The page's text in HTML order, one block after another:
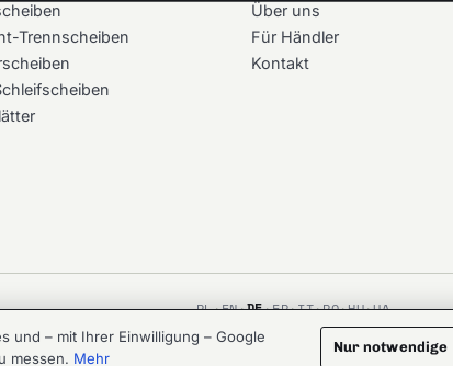
Trennscheiben
Über uns
Für Händler
Kontakt
PL·EN·DE·FR·IT·RO·HU·UA
CRAFTED ATLOOMREACH.AIAGENCY
und – mit Ihrer Einwilligung – Google
messen. Mehr
Nur notwendige